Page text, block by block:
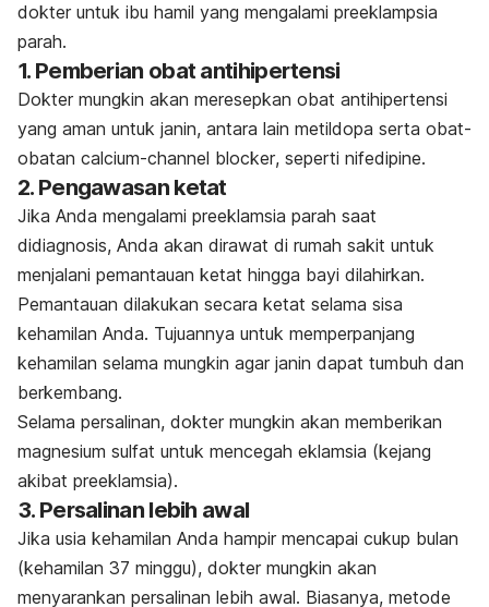
dokter untuk ibu hamil yang mengalami preeklampsia
parah.
1. Pemberian obat antihipertensi
Dokter mungkin akan meresepkan obat antihipertensi
yang aman untuk janin, antara lain metildopa serta obat-
obatan calcium-channel blocker, seperti nifedipine.
2. Pengawasan ketat
Jika Anda mengalami preeklamsia parah saat
didiagnosis, Anda akan dirawat di rumah sakit untuk
menjalani pemantauan ketat hingga bayi dilahirkan.
Pemantauan dilakukan secara ketat selama sisa
kehamilan Anda. Tujuannya untuk memperpanjang
kehamilan selama mungkin agar janin dapat tumbuh dan
berkembang.
Selama persalinan, dokter mungkin akan memberikan
magnesium sulfat untuk mencegah eklamsia (kejang
akibat preeklamsia).
3. Persalinan lebih awal
Jika usia kehamilan Anda hampir mencapai cukup bulan
(kehamilan 37 minggu), dokter mungkin akan
menyarankan persalinan lebih awal. Biasanya, metode